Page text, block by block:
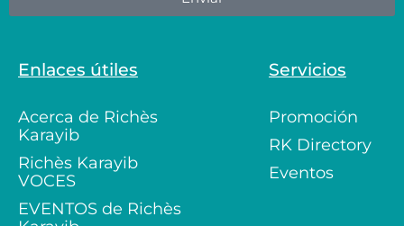
Enlaces útiles
Acerca de Richès
Karayib
Richès Karayib
VOCES
EVENTOS de Richès
Servicios
Promoción
RK Directory
Eventos